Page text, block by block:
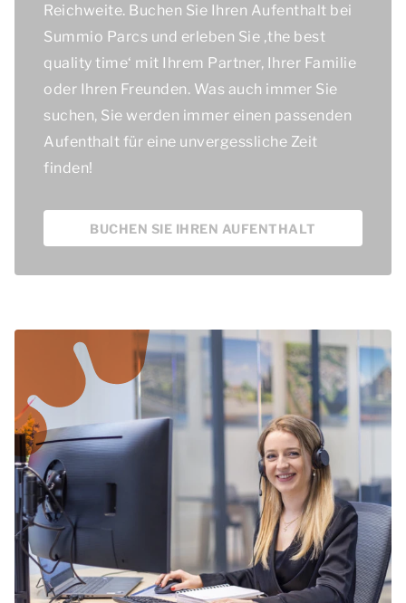
Reichweite. Buchen Sie Ihren Aufenthalt bei
Summio Parcs und erleben Sie ‚the best
quality time‘ mit Ihrem Partner, Ihrer Familie
oder Ihren Freunden. Was auch immer Sie
suchen, Sie werden immer einen passenden
Aufenthalt für eine unvergessliche Zeit
finden!
BUCHEN SIE IHREN AUFENTHALT